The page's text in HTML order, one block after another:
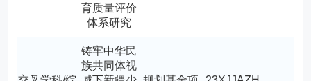
育质量评价
体系研究
铸牢中华民
族共同体视